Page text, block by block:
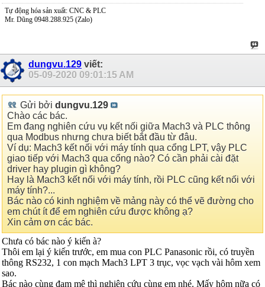
Tự động hóa sản xuất: CNC & PLC
Mr. Dũng 0948.288.925 (Zalo)
dungvu.129 viết:
05-09-2020 09:01:15 AM
Gửi bởi dungvu.129
Chào các bác.
Em đang nghiên cứu vụ kết nối giữa Mach3 và PLC thông
qua Modbus nhưng chưa biết bắt đầu từ đâu.
Ví dụ: Mach3 kết nối với máy tính qua cổng LPT, vậy PLC
giao tiếp với Mach3 qua cổng nào? Có cần phải cài đặt
driver hay plugin gì không?
Hay là Mach3 kết nối với máy tính, rồi PLC cũng kết nối với
máy tính?...
Bác nào có kinh nghiệm về mảng này có thể vẽ đường cho
em chút ít để em nghiên cứu được không ạ?
Xin cảm ơn các bác.
Chưa có bác nào ý kiến à?
Thôi em lại ý kiến trước, em mua con PLC Panasonic rồi, có truyền
thông RS232, 1 con mạch Mach3 LPT 3 trục, vọc vạch vài hôm xem
sao.
Bác nào cùng đam mê thì nghiên cứu cùng em nhé. Mấy hôm nữa có